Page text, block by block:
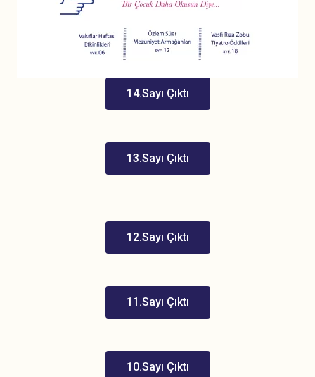
14.Sayı Çıktı
13.Sayı Çıktı
12.Sayı Çıktı
11.Sayı Çıktı
10.Sayı Çıktı